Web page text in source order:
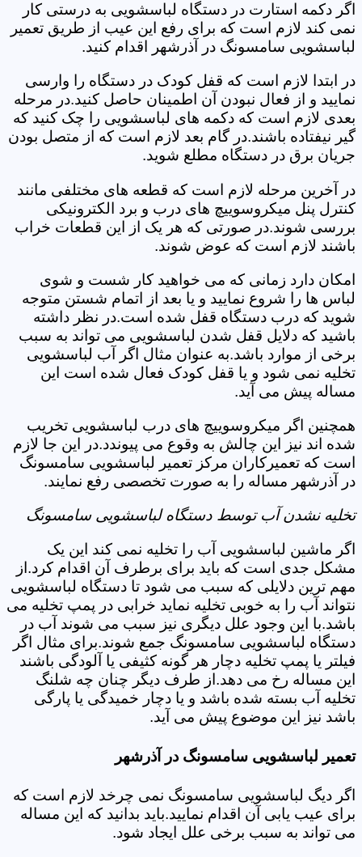
اگر دکمه استارت در دستگاه لباسشویی به درستی کار
نمی کند لازم است که برای رفع این عیب از طریق تعمیر
لباسشویی سامسونگ در آذرشهر اقدام کنید.
در ابتدا لازم است که قفل کودک در دستگاه را وارسی
نمایید و از فعال نبودن آن اطمینان حاصل کنید.در مرحله
بعدی لازم است که دکمه های لباسشویی را چک کنید که
گیر نیفتاده باشند.در گام بعد لازم است که از متصل بودن
جریان برق در دستگاه مطلع شوید.
در آخرین مرحله لازم است که قطعه های مختلفی مانند
کنترل پنل میکروسوییچ های درب و برد الکترونیکی
بررسی شوند.در صورتی که هر یک از این قطعات خراب
باشند لازم است که عوض شوند.
امکان دارد زمانی که می خواهید کار شست و شوی
لباس ها را شروع نمایید و یا بعد از اتمام شستن متوجه
شوید که درب دستگاه قفل شده است.در نظر داشته
باشید که دلایل قفل شدن لباسشویی می تواند به سبب
برخی از موارد باشد.به عنوان مثال اگر آب لباسشویی
تخلیه نمی شود و یا قفل کودک فعال شده است این
مساله پیش می آید.
همچنین اگر میکروسوییچ های درب لباسشویی تخریب
شده اند نیز این چالش به وقوع می پیوندد.در این جا لازم
است که تعمیرکاران مرکز تعمیر لباسشویی سامسونگ
در آذرشهر مساله را به صورت تخصصی رفع نمایند.
تخلیه نشدن آب توسط دستگاه لباسشویی سامسونگ
اگر ماشین لباسشویی آب را تخلیه نمی کند این یک
مشکل جدی است که باید برای برطرف آن اقدام کرد.از
مهم ترین دلایلی که سبب می شود تا دستگاه لباسشویی
نتواند آب را به خوبی تخلیه نماید خرابی در پمپ تخلیه می
باشد.با این وجود علل دیگری نیز سبب می شوند آب در
دستگاه لباسشویی سامسونگ جمع شوند.برای مثال اگر
فیلتر یا پمپ تخلیه دچار هر گونه کثیفی یا آلودگی باشند
این مساله رخ می دهد.از طرف دیگر چنان چه شلنگ
تخلیه آب بسته شده باشد و یا دچار خمیدگی یا پارگی
باشد نیز این موضوع پیش می آید.
تعمیر لباسشویی سامسونگ در آذرشهر
اگر دیگ لباسشویی سامسونگ نمی چرخد لازم است که
برای عیب یابی آن اقدام نمایید.باید بدانید که این مساله
می تواند به سبب برخی علل ایجاد شود.